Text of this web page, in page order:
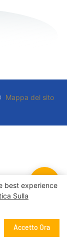
Mappa del sito
best experience
Sulla
Accetto Ora